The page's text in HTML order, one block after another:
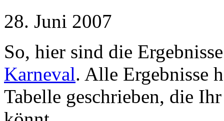
28. Juni 2007
So, hier sind die
Karneval. Alle Ergebnisse
Tabelle geschrieben, die